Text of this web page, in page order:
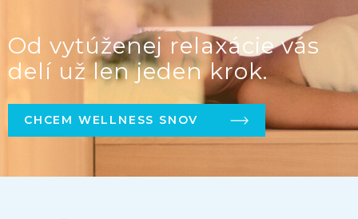
Od vytúženej relaxácie vás
delí už len jeden krok.
CHCEM WELLNESS SNOV